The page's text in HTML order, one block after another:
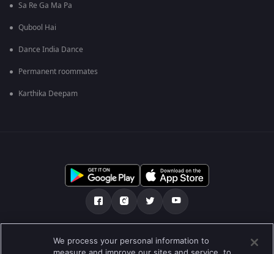
Sa Re Ga Ma Pa
Qubool Hai
Dance India Dance
Permanent roommates
Karthika Deepam
எங்களை பற்றி உதவி மையம் தனியுரிமைக் கொள்கை
We process your personal information to